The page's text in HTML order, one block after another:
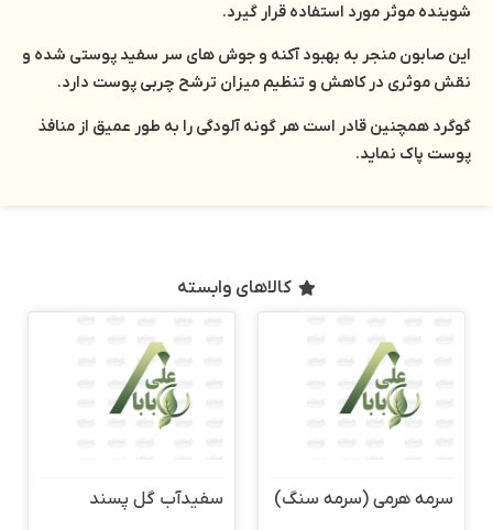
شوینده موثر مورد استفاده قرار گیرد.
این صابون منجر به بهبود آکنه و جوش های سر سفید پوستی شده و
نقش موثری در کاهش و تنظیم میزان ترشح چربی پوست دارد.
گوگرد همچنین قادر است هر گونه آلودگی را به طور عمیق از منافذ
پوست پاک نماید.
کالاهای وابسته
سرمه هرمی (سرمه سنگ)
سفیدآب گل پسند